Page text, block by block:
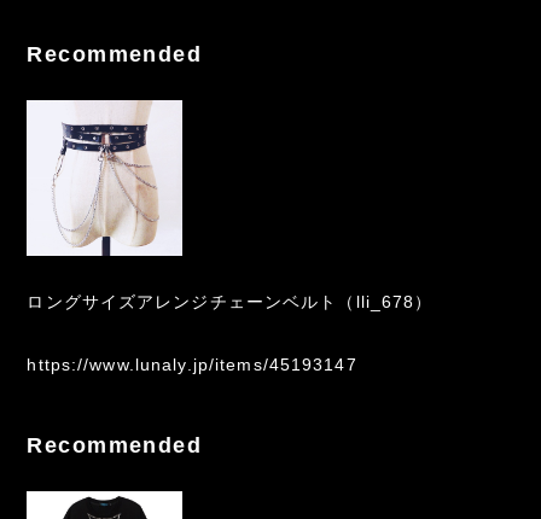
Recommended
ロングサイズアレンジチェーンベルト（lli_678）
https://www.lunaly.jp/items/45193147
Recommended